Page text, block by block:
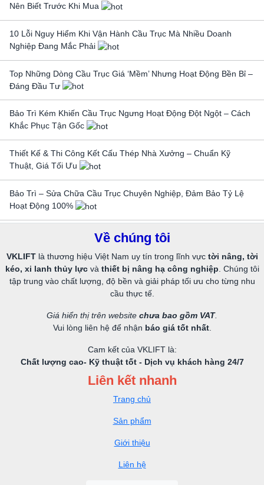
Nên Biết Trước Khi Mua
10 Lỗi Nguy Hiểm Khi Vận Hành Cầu Trục Mà Nhiều Doanh
Nghiệp Đang Mắc Phải
Top Những Dòng Cầu Trục Giá ‘Mềm’ Nhưng Hoạt Động Bền Bỉ –
Đáng Đầu Tư
Bảo Trì Kém Khiến Cầu Trục Ngưng Hoạt Động Đột Ngột – Cách
Khắc Phục Tận Gốc
Thiết Kế & Thi Công Kết Cấu Thép Nhà Xưởng – Chuẩn Kỹ
Thuật, Giá Tối Ưu
Bảo Trì – Sửa Chữa Cầu Trục Chuyên Nghiệp, Đảm Bảo Tỷ Lệ
Hoạt Động 100%
Về chúng tôi
VKLIFTlà thương hiệu Việt Nam uy tín trong lĩnh vực tời nâng, tời
kéo, xi lanh thủy lựcvà thiết bị nâng hạ công nghiệp . Chúng tôi
tập trung vào chất lượng, độ bền và giải pháp tối ưu cho từng nhu
cầu thực tế.
Giá hiển thị trên website chưa bao gồm VAT.
Vui lòng liên hệ để nhận báo giá tốt nhất.
Cam kết của VKLIFT là:
Chất lượng cao- Kỹ thuật tốt - Dịch vụ khách hàng 24/7
Liên kết nhanh
Trang chủ
Sản phẩm
Giới thiệu
Liên hệ